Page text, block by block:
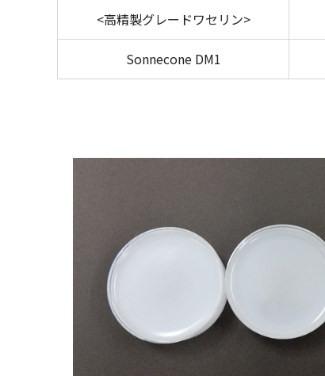
<高精製グレードワセリン>
Sonnecone DM1